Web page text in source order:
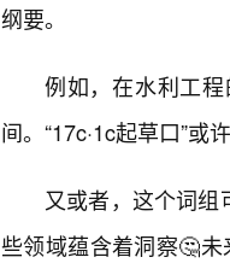
纲要。
例如，在水利工
间。“17c·1c起草口”或
又或者，这个词组
些领域蕴含着洞察🤔未